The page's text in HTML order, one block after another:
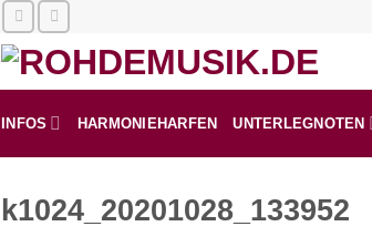
INFOS HARMONIEHARFEN UNTERLEGNOTEN
k1024_20201028_133952